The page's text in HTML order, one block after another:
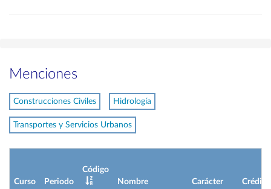
Menciones
Construcciones Civiles Hidrología
Transportes y Servicios Urbanos
Curso Periodo
Código
Nombre
Carácter